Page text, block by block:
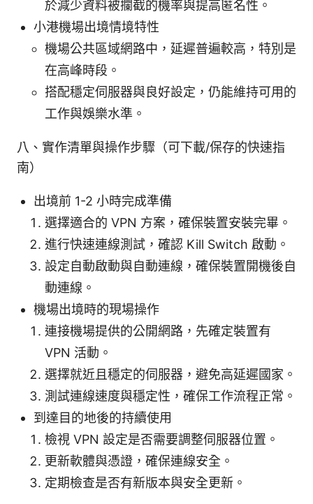
於減少資料被攔截的機率與提高匿名性。
小港機場出境情境特性
機場公共區域網路中，延遲普遍較高，特別是
在高峰時段。
搭配穩定伺服器與良好設定，仍能維持可用的
工作與娛樂水準。
八、實作清單與操作步驟（可下載/保存的快速指
南）
出境前 1-2 小時完成準備
選擇適合的 VPN 方案，確保裝置安裝完畢。
進行快速連線測試，確認 Kill Switch 啟動。
設定自動啟動與自動連線，確保裝置開機後自
動連線。
機場出境時的現場操作
連接機場提供的公開網路，先確定裝置有
VPN 活動。
選擇就近且穩定的伺服器，避免高延遲國家。
測試連線速度與穩定性，確保工作流程正常。
到達目的地後的持續使用
檢視 VPN 設定是否需要調整伺服器位置。
更新軟體與憑證，確保連線安全。
定期檢查是否有新版本與安全更新。